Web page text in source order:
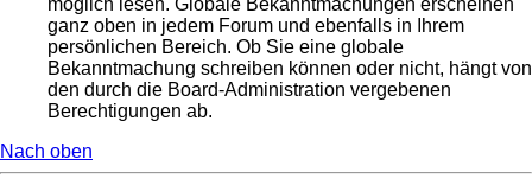
ganz oben in jedem Forum und ebenfalls in Ihrem
persönlichen Bereich. Ob Sie eine globale
Bekanntmachung schreiben können oder nicht, hängt von
den durch die Board-Administration vergebenen
Berechtigungen ab.
Nach oben